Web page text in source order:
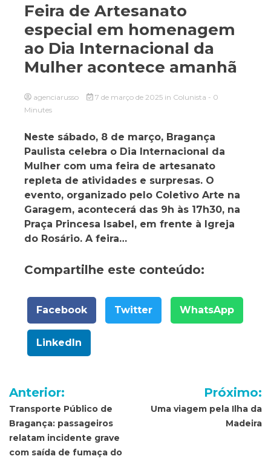
Feira de Artesanato
especial em homenagem
ao Dia Internacional da
Mulher acontece amanhã
agenciarusso 7 de março de 2025 in Colunista - 0
Minutes
Neste sábado, 8 de março, Bragança
Paulista celebra o Dia Internacional da
Mulher com uma feira de artesanato
repleta de atividades e surpresas. O
evento, organizado pelo Coletivo Arte na
Garagem, acontecerá das 9h às 17h30, na
Praça Princesa Isabel, em frente à Igreja
do Rosário. A feira…
Compartilhe este conteúdo:
Facebook Twitter WhatsApp
LinkedIn
Navegação
de
Post
Anterior:
Transporte Público de
Bragança: passageiros
relatam incidente grave
com saída de fumaça do
Próximo:
Uma viagem pela Ilha da
Madeira